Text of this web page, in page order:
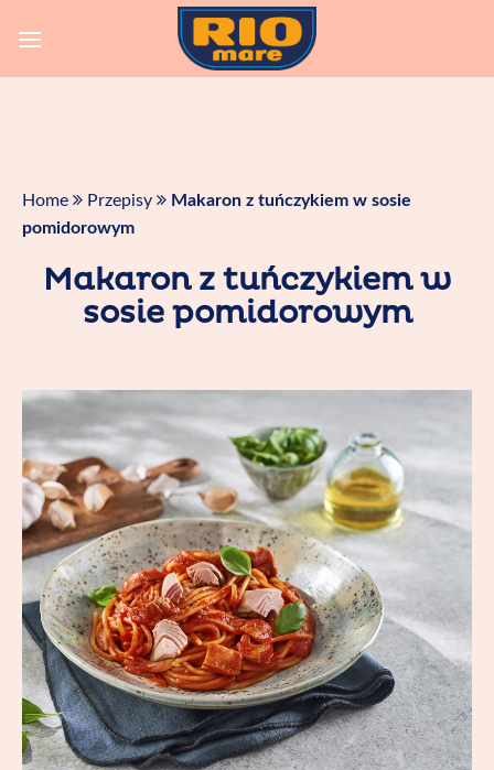
Home Przepisy
Makaron z tuńczykiem w sosie
pomidorowym
Makaron z tuńczykiem w
sosie pomidorowym